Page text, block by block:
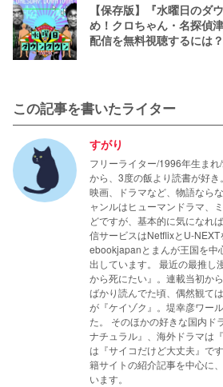
【保存版】『水曜日のダ
め！クロちゃん・名探偵
配信を無料視聴するには？
この記事を書いたライター
すがり
フリーライター/1996年生ま
から、3度の飯より読書が好き
映画、ドラマなど、物語なら
ャンルはヒューマンドラマ、
どですが、基本的に気になれ
信サービスはNetflixとU-
ebookjapanとまんが王国を中
出しています。 最近の最推し
から死にたい』。連載当初か
ばかり読んでた頃、偶然観て
が『ケイゾク』。堤幸彦ワー
た。 そのほかの好きな国内ド
ナチュラル』、海外ドラマは
は『サイコだけど大丈夫』で
籍サイトの紹介記事を中心に
います。